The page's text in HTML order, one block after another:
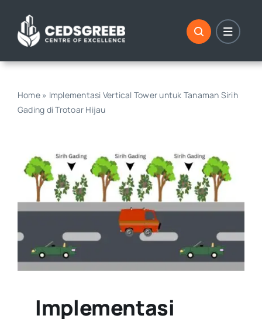
content
Home» Implementasi Vertical Tower untuk Tanaman Sirih
Gading di Trotoar Hijau
Implementasi